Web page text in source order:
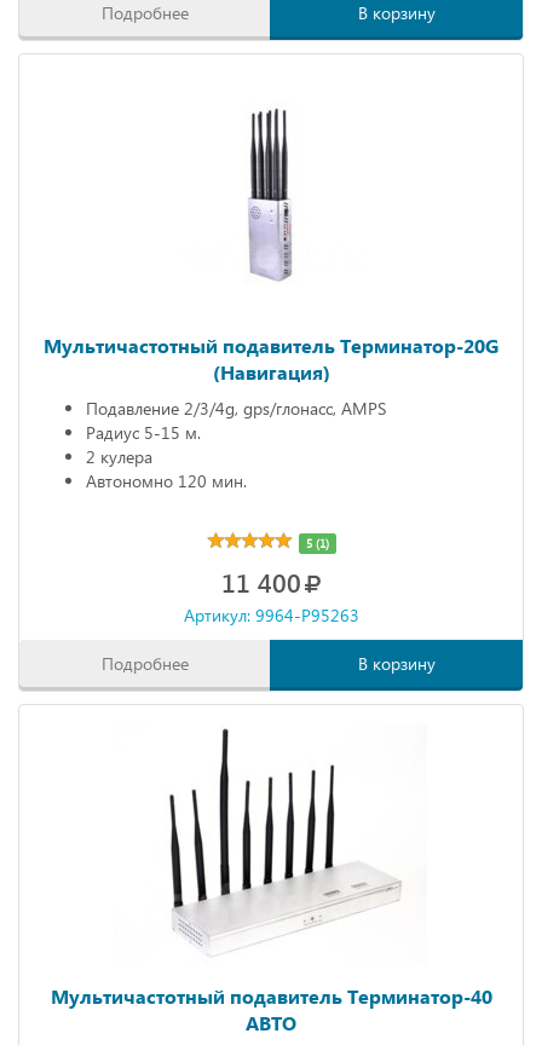
Подробнее В корзину
Мультичастотный подавитель Терминатор-20G
(Навигация)
Подавление 2/3/4g, gps/глонасс, AMPS
Радиус 5-15 м.
2 кулера
Автономно 120 мин.
5 (1)
11 400
Артикул: 9964-P95263
Подробнее В корзину
Мультичастотный подавитель Терминатор-40
АВТО